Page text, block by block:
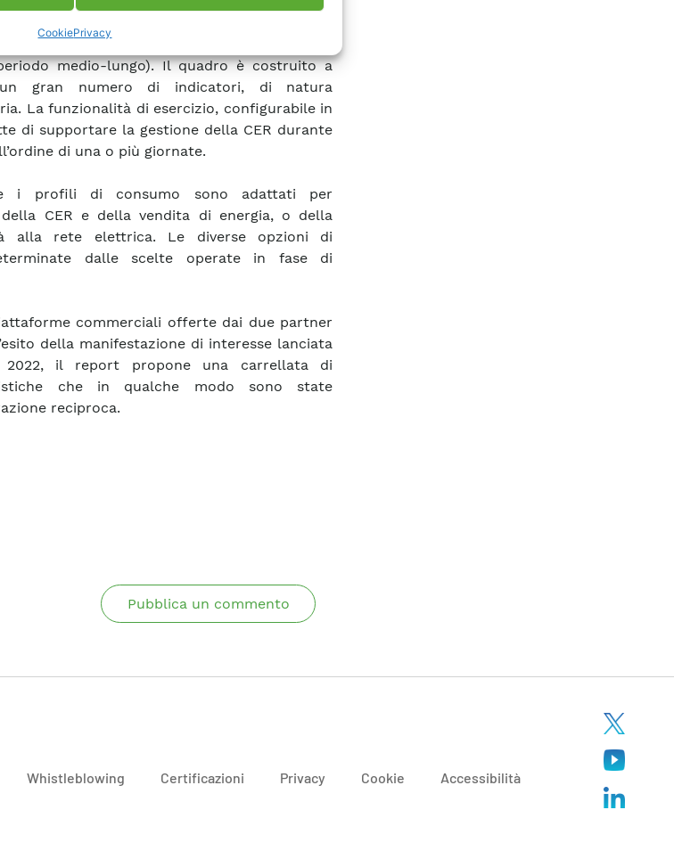
CookiePrivacy
ottenuto al termine del periodo del ciclo
medio-lungo). Il quadro è costruito a
gran numero di indicatori, di natura
La funzionalità di esercizio, configurabile in
di supportare la gestione della CER durante
di una o più giornate.
i profili di consumo sono adattati per
CER e della vendita di energia, o della
alla rete elettrica. Le diverse opzioni di
dalle scelte operate in fase di
commerciali offerte dai due partner
della manifestazione di interesse lanciata
il report propone una carrellata di
che in qualche modo sono state
reciproca.
Pubblica un commento
Whistleblowing Certificazioni Privacy Cookie Accessibilità